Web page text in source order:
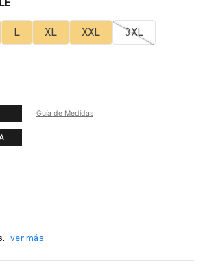
L XL XXL 3XL
Guía de Medidas
ver más